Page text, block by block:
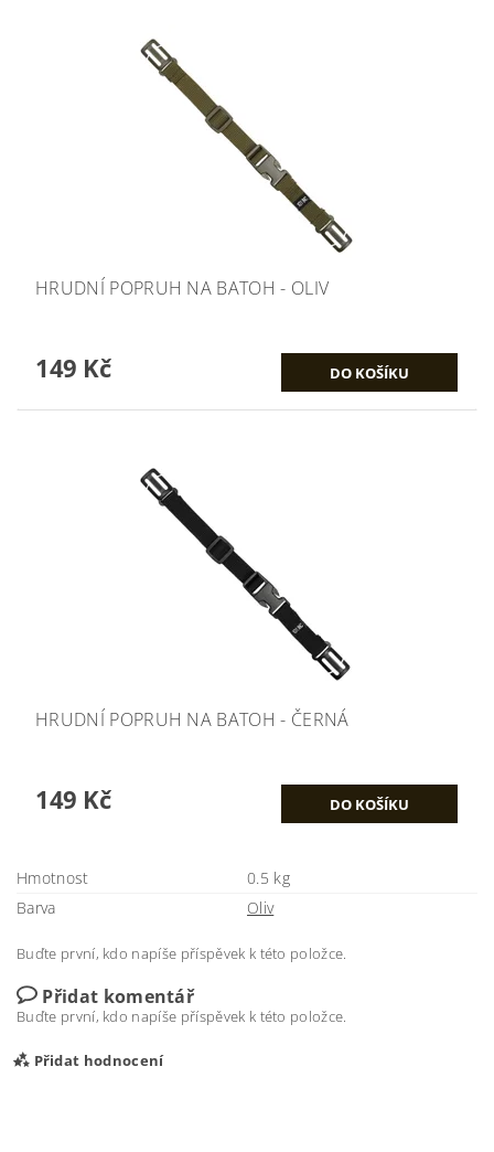
HRUDNÍ POPRUH NA BATOH - OLIV
149 Kč
HRUDNÍ POPRUH NA BATOH - ČERNÁ
149 Kč
Hmotnost
0.5 kg
Barva
Oliv
Buďte první, kdo napíše příspěvek k této položce.
Přidat komentář
Buďte první, kdo napíše příspěvek k této položce.
Přidat hodnocení